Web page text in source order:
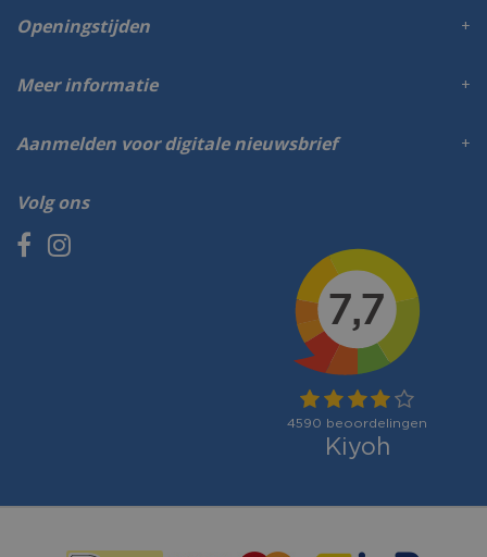
Volg ons
Openingstijden
Meer informatie
Aanmelden voor digitale nieuwsbrief